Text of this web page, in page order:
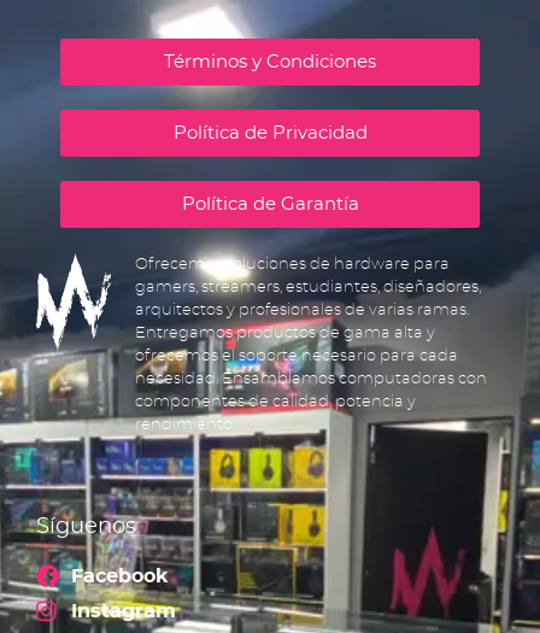
Términos y Condiciones
Política de Privacidad
Política de Garantía
Ofrecemos soluciones de hardware para
gamers, streamers, estudiantes, diseñadores,
arquitectos y profesionales de varias ramas.
Entregamos productos de gama alta y
ofrecemos el soporte necesario para cada
necesidad. Ensamblamos computadoras con
componentes de calidad, potencia y
rendimiento.
Síguenos
Facebook
Instagram